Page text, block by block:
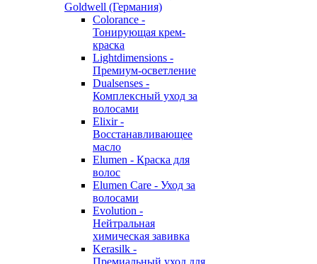
Goldwell (Германия)
Colorance -
Тонирующая крем-
краска
Lightdimensions -
Премиум-осветление
Dualsenses -
Комплексный уход за
волосами
Elixir -
Восстанавливающее
масло
Elumen - Краска для
волос
Elumen Care - Уход за
волосами
Evolution -
Нейтральная
химическая завивка
Kerasilk -
Премиальный уход для